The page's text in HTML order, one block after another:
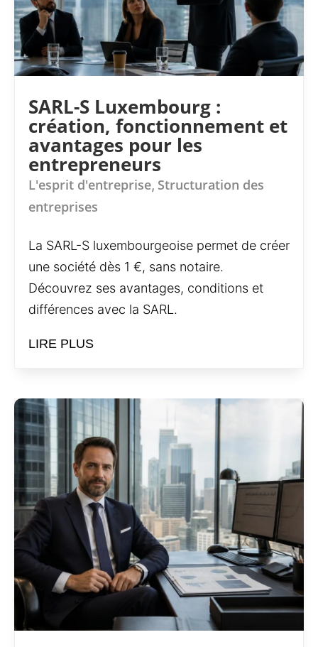
SARL-S Luxembourg :
création, fonctionnement et
avantages pour les
entrepreneurs
L'esprit d'entreprise, Structuration des
entreprises
La SARL-S luxembourgeoise permet de créer
une société dès 1 €, sans notaire.
Découvrez ses avantages, conditions et
différences avec la SARL.
LIRE PLUS